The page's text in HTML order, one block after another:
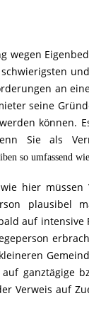
wegen
an
seine
können.
Sie als
so umfassend
hier
plausibel
auf intensive
ganztägige
Verweis auf